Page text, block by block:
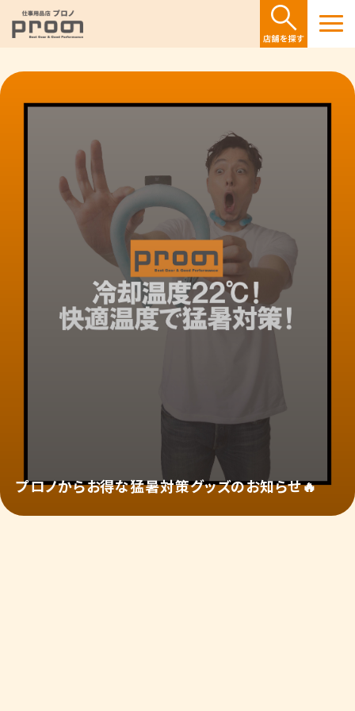
プロノからお得な猛暑対策グッズのお知らせ🔥